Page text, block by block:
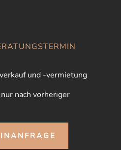
und -vermietung
nach vorheriger